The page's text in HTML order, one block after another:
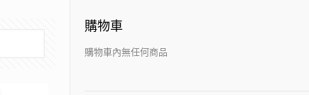
購物車
購物車內無任何商品